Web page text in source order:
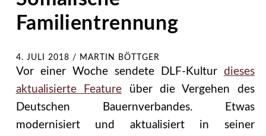
Familientrennung
4. JULI 2018 / MARTIN BÖTTGER
Vor einer Woche sendete DLF-Kultur dieses
aktualisierte Feature über die Vergehen des
Deutschen Bauernverbandes. Etwas
modernisiert und aktualisiert in seiner